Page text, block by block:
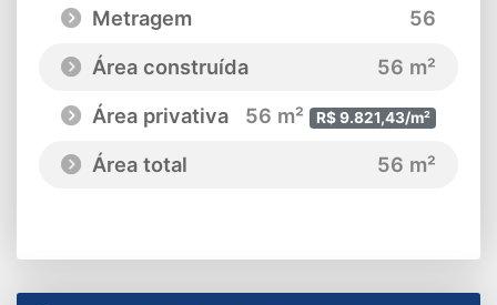
Metragem
56
Área construída
56 m²
Área privativa
56 m² R$ 9.821,43/m²
Área total 56 m²